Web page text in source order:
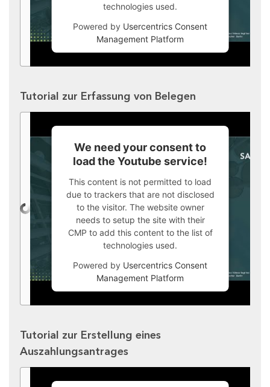
technologies used.
Powered by Usercentrics Consent
Management Platform
Tutorial zur Erfassung von Belegen
We need your consent to
load the Youtube service!
This content is not permitted to load
due to trackers that are not disclosed
to the visitor. The website owner
needs to setup the site with their
CMP to add this content to the list of
technologies used.
Powered by Usercentrics Consent
Management Platform
Tutorial zur Erstellung eines
Auszahlungsantrages